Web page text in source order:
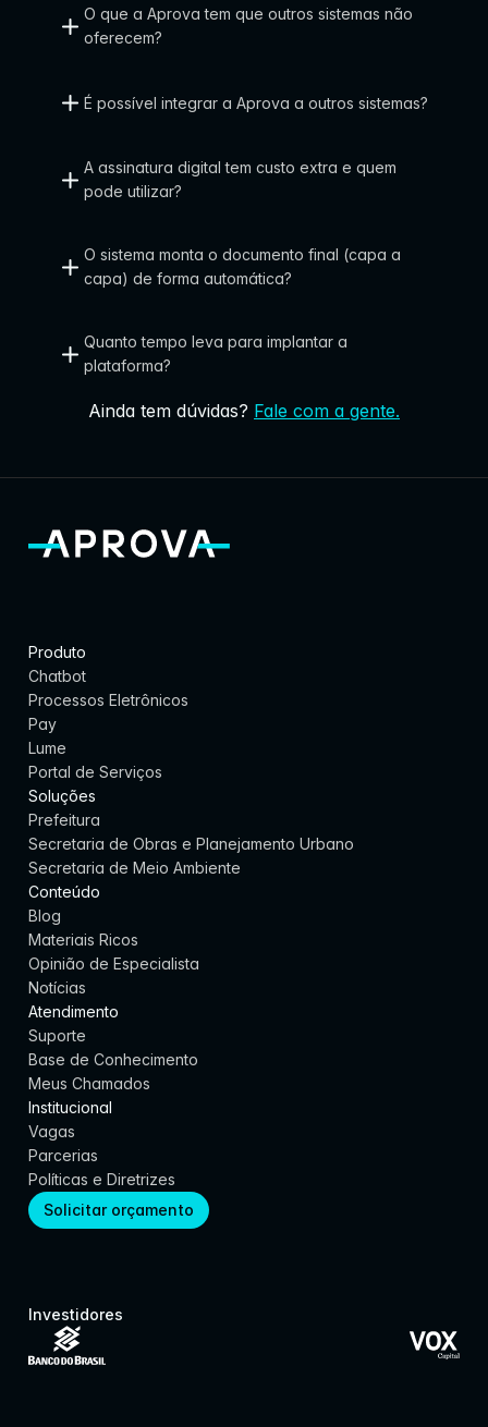
O que a Aprova tem que outros sistemas não
oferecem?
É possível integrar a Aprova a outros sistemas?
A assinatura digital tem custo extra e quem
pode utilizar?
O sistema monta o documento final (capa a
capa) de forma automática?
Quanto tempo leva para implantar a
plataforma?
Ainda tem dúvidas? Fale com a gente.
Produto
Chatbot
Processos Eletrônicos
Pay
Lume
Portal de Serviços
Soluções
Prefeitura
Secretaria de Obras e Planejamento Urbano
Secretaria de Meio Ambiente
Conteúdo
Blog
Materiais Ricos
Opinião de Especialista
Notícias
Atendimento
Suporte
Base de Conhecimento
Meus Chamados
Institucional
Vagas
Parcerias
Políticas e Diretrizes
Solicitar orçamento
Investidores